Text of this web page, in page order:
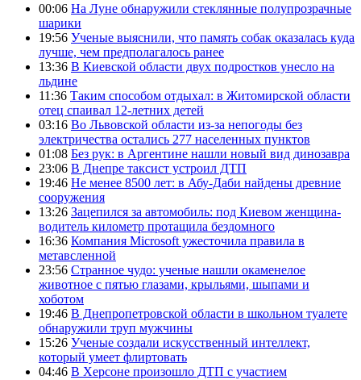
00:06 На Луне обнаружили стеклянные полупрозрачные
шарики
19:56 Ученые выяснили, что память собак оказалась куда
лучше, чем предполагалось ранее
13:36 В Киевской области двух подростков унесло на
льдине
11:36 Таким способом отдыхал: в Житомирской области
отец спаивал 12-летних детей
03:16 Во Львовской области из-за непогоды без
электричества остались 277 населенных пунктов
01:08 Без рук: в Аргентине нашли новый вид динозавра
23:06 В Днепре таксист устроил ДТП
19:46 Не менее 8500 лет: в Абу-Даби найдены древние
сооружения
13:26 Зацепился за автомобиль: под Киевом женщина-
водитель километр протащила бездомного
16:36 Компания Microsoft ужесточила правила в
метавсленной
23:56 Странное чудо: ученые нашли окаменелое
животное с пятью глазами, крыльями, шыпами и
хоботом
19:46 В Днепропетровской области в школьном туалете
обнаружили труп мужчины
15:26 Ученые создали искусственный интеллект,
который умеет флиртовать
04:46 В Херсоне произошло ДТП с участием